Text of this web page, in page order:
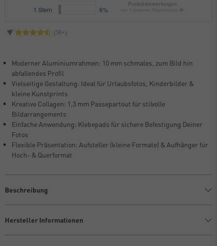
Moderner Aluminiumrahmen: 10 mm schmales, zum Bild hin
abfallendes Profil
Vielseitige Gestaltung: Ideal für Urlaubsfotos, Kinderbilder &
kleine Kunstprints
Kreative Collagen: 1,3 mm Passepartout für stilvolle
Bildarrangements
Einfache Anwendung: Klebepads für sichere Befestigung Deiner
Fotos
Flexible Präsentation: Aufsteller (kleine Formate) & Aufhänger für
Hoch- & Querformat
Beschreibung
Hersteller Informationen